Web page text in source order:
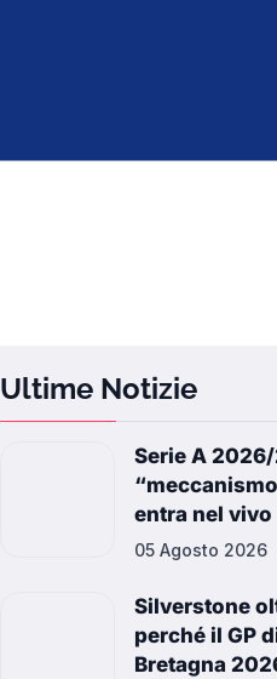
Ultime Notizie
Serie A 2026/
entra nel vivo
05 Agosto 2026
Silverstone
perché il GP
Bretagna